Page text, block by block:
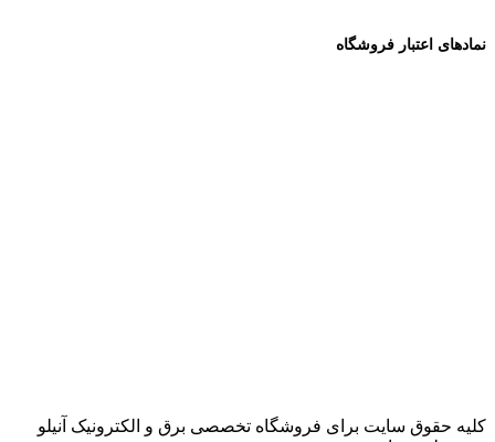
نمادهای اعتبار فروشگاه
کلیه حقوق سایت برای فروشگاه تخصصی برق و الکترونیک آنیلو